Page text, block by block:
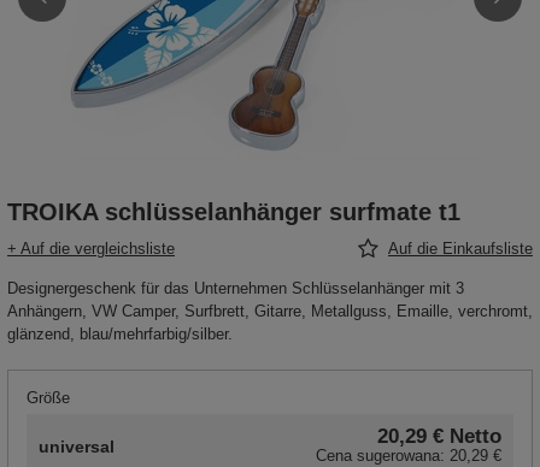
TROIKA schlüsselanhänger surfmate t1
+ Auf die vergleichsliste Auf die Einkaufsliste
Designergeschenk für das Unternehmen Schlüsselanhänger mit 3
Anhängern, VW Camper, Surfbrett, Gitarre, Metallguss, Emaille, verchromt,
glänzend, blau/mehrfarbig/silber.
Größe
universal 20,29 € Netto
Cena sugerowana: 20,29 €